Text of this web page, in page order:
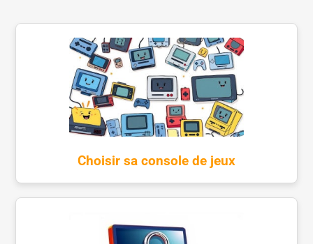
Choisir sa console de jeux